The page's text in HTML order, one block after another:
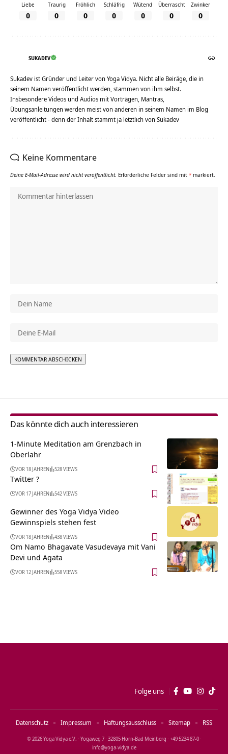
Liebe
0
Traurig
0
Fröhlich
0
Schläfrig
0
Wütend
0
Überrascht
0
Zwinker
0
SUKADEV
Sukadev ist Gründer und Leiter von Yoga Vidya. Nicht alle Beiräge, die in
seinem Namen veröffentlicht werden, stammen von ihm selbst.
Insbesondere Videos und Audios mit Vorträgen, Mantras,
Übungsanleitungen werden meist von anderen in seinem Namen im Blog
veröffentlicht - denn der Inhalt stammt ja letztlich von Sukadev
Keine Kommentare
Deine E-Mail-Adresse wird nicht veröffentlicht. Erforderliche Felder sind mit * markiert.
Das könnte dich auch interessieren
1-Minute Meditation am Grenzbach in
Oberlahr
VOR 18 JAHREN 528 VIEWS
Twitter ?
VOR 17 JAHREN 542 VIEWS
Gewinner des Yoga Vidya Video
Gewinnspiels stehen fest
VOR 18 JAHREN 438 VIEWS
Om Namo Bhagavate Vasudevaya mit Vani
Devi und Agata
VOR 12 JAHREN 558 VIEWS
Folge uns
© 2026 Yoga Vidya e.V. · Yogaweg 7 · 32805 Horn‑Bad Meinberg · +49 5234 87‑0 ·
info@yoga‑vidya.de
Datenschutz Impressum Haftungsausschluss Sitemap RSS